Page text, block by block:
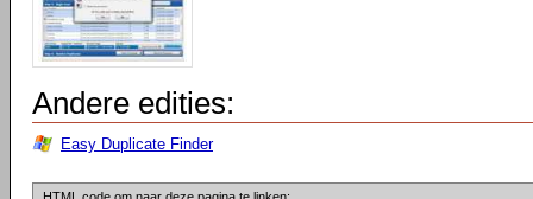
Andere edities:
Easy Duplicate Finder